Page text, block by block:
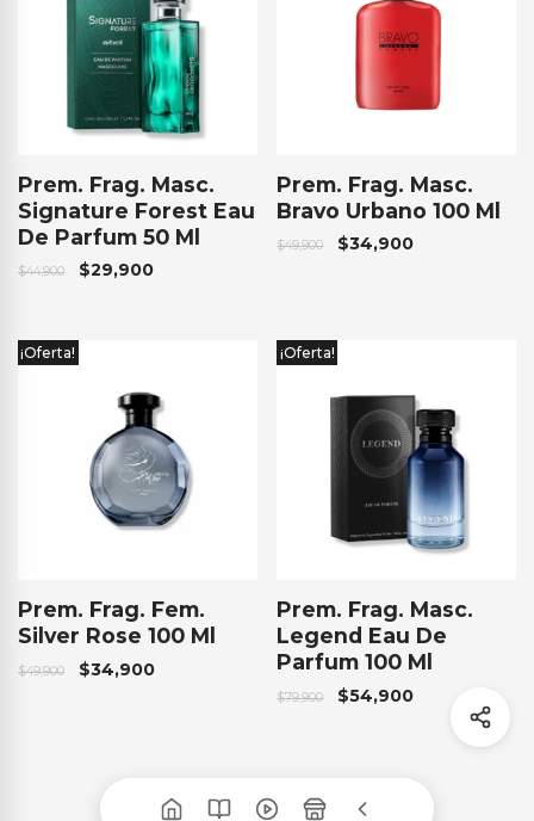
Prem. Frag. Masc.
Signature Forest Eau
De Parfum 50 Ml
$44,900 $29,900
Prem. Frag. Masc.
Bravo Urbano 100 Ml
$49,900 $34,900
¡Oferta!
Prem. Frag. Fem.
Silver Rose 100 Ml
$49,900 $34,900
¡Oferta!
Prem. Frag. Masc.
Legend Eau De
Parfum 100 Ml
$79,900 $54,900